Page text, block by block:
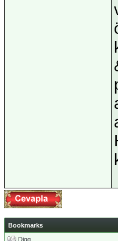
Bookmarks
Digg